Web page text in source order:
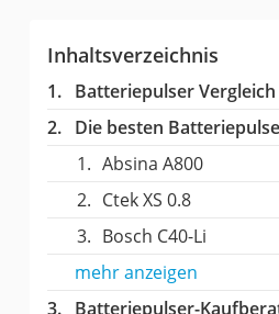
Inhaltsverzeichnis
Batteriepulser Vergleich
Die besten
Absina A800
Ctek XS 0.8
Bosch ‎C40-Li
mehr anzeigen
Batteriepulser-